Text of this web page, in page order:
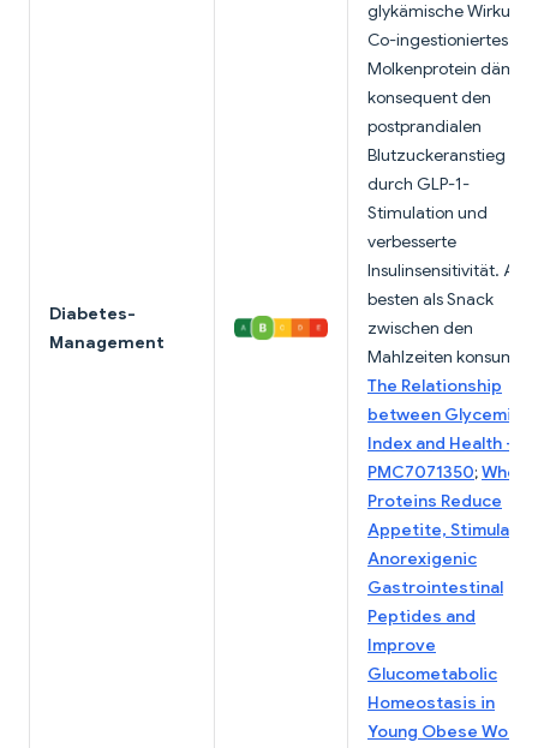
Diabetes-
Management
glykämische Wirkung.
Co-ingestioniertes
Molkenprotein dämpft
konsequent den
postprandialen
Blutzuckeranstieg
durch GLP-1-
Stimulation und
verbesserte
Insulinsensitivität. Am
besten als Snack
zwischen den
Mahlzeiten
The Relationship
between Glycemic
Index and Health –
PMC7071350;Whey
Proteins Reduce
Appetite, Stimulate
Anorexigenic
Gastrointestinal
Peptides and
Improve
Glucometabolic
Homeostasis in
Young Obese